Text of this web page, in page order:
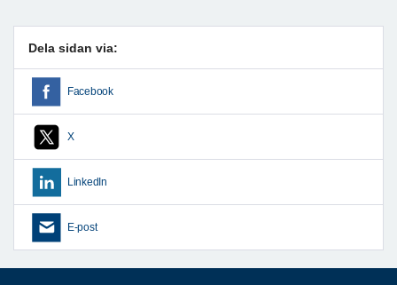
Dela sidan via:
Facebook
X
LinkedIn
E-post